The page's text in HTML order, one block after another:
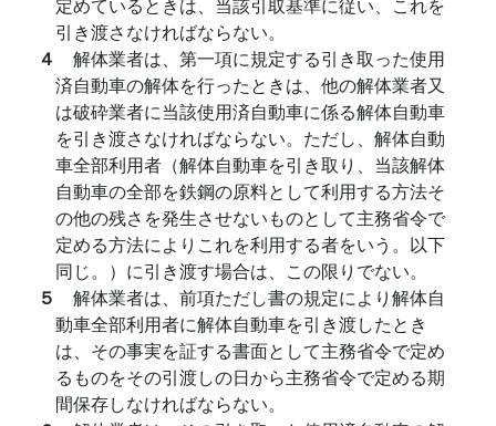
引き渡さなければならない。
４ 解体業者は、第一項に規定する引き取った使用
済自動車の解体を行ったときは、他の解体業者又
は破砕業者に当該使用済自動車に係る解体自動車
を引き渡さなければならない。ただし、解体自動
車全部利用者（解体自動車を引き取り、当該解体
自動車の全部を鉄鋼の原料として利用する方法そ
の他の残さを発生させないものとして主務省令で
定める方法によりこれを利用する者をいう。以下
同じ。）に引き渡す場合は、この限りでない。
５ 解体業者は、前項ただし書の規定により解体自
動車全部利用者に解体自動車を引き渡したとき
は、その事実を証する書面として主務省令で定め
るものをその引渡しの日から主務省令で定める期
間保存しなければならない。